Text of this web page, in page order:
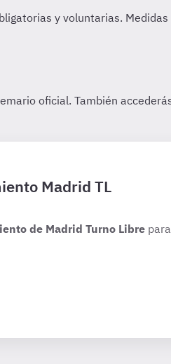
Madrid TL
de Madrid Turno Librepara